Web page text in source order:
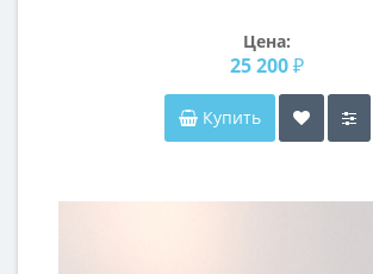
d55х57,2 см 33FS-ET2029-BS
Цена:
25 200 ₽
Купить